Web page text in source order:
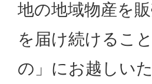
地の地域物産を
を届け続けるこ
の」にお越しい